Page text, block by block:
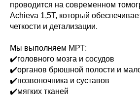
проводится на современном
Achieva 1,5Т, который
четкости и детализации.
Мы выполняем МРТ:
✔️головного мозга и сосудов
✔️органов брюшной полости и
✔️позвоночника и суставов
✔️мягких тканей